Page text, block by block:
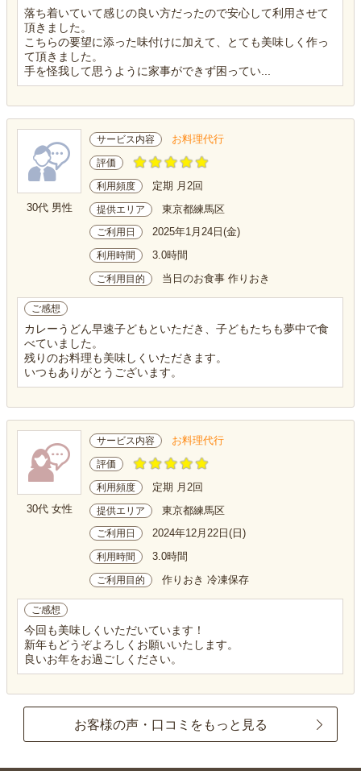
落ち着いていて感じの良い方だったので安心して利用させて
頂きました。
こちらの要望に添った味付けに加えて、とても美味しく作っ
て頂きました。
手を怪我して思うように家事ができず困ってい...
30代 男性
サービス内容 お料理代行
評価
利用頻度 定期 月2回
提供エリア 東京都練馬区
ご利用日 2025年1月24日(金)
利用時間 3.0時間
ご利用目的 当日のお食事 作りおき
ご感想
カレーうどん早速子どもといただき、子どもたちも夢中で食
べていました。
残りのお料理も美味しくいただきます。
いつもありがとうございます。
30代 女性
サービス内容 お料理代行
評価
利用頻度 定期 月2回
提供エリア 東京都練馬区
ご利用日 2024年12月22日(日)
利用時間 3.0時間
ご利用目的 作りおき 冷凍保存
ご感想
今回も美味しくいただいています！
新年もどうぞよろしくお願いいたします。
良いお年をお過ごしください。
お客様の声・口コミをもっと見る